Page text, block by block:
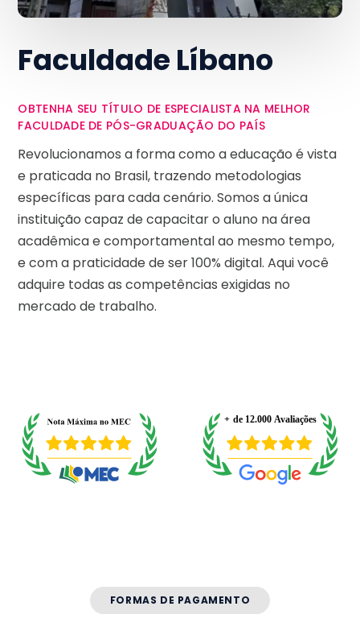
Faculdade Líbano
OBTENHA SEU TÍTULO DE ESPECIALISTA NA MELHOR
FACULDADE DE PÓS-GRADUAÇÃO DO PAÍS
Revolucionamos a forma como a educação é vista
e praticada no Brasil, trazendo metodologias
específicas para cada cenário. Somos a única
instituição capaz de capacitar o aluno na área
acadêmica e comportamental ao mesmo tempo,
e com a praticidade de ser 100% digital. Aqui você
adquire todas as competências exigidas no
mercado de trabalho.
FORMAS DE PAGAMENTO